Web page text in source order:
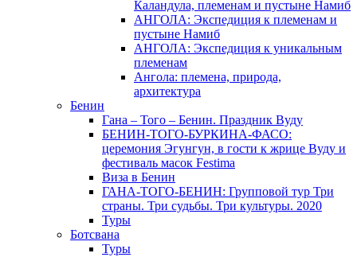
Каландула, племенам и пустыне Намиб
АНГОЛА: Экспедиция к племенам и
пустыне Намиб
АНГОЛА: Экспедиция к уникальным
племенам
Ангола: племена, природа,
архитектура
Бенин
Гана – Того – Бенин. Праздник Вуду
БЕНИН-ТОГО-БУРКИНА-ФАСО:
церемония Эгунгун, в гости к жрице Вуду и
фестиваль масок Festima
Виза в Бенин
ГАНА-ТОГО-БЕНИН: Групповой тур Три
страны. Три судьбы. Три культуры. 2020
Туры
Ботсвана
Туры